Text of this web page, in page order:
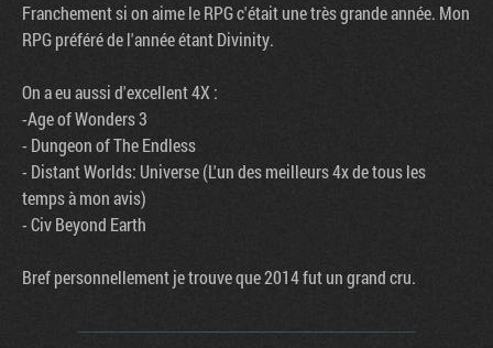
Franchement si on aime le RPG c'était une très grande année. Mon
RPG préféré de l'année étant Divinity.
On a eu aussi d'excellent 4X :
-Age of Wonders 3
- Dungeon of The Endless
- Distant Worlds: Universe (L'un des meilleurs 4x de tous les
temps à mon avis)
- Civ Beyond Earth
Bref personnellement je trouve que 2014 fut un grand cru.